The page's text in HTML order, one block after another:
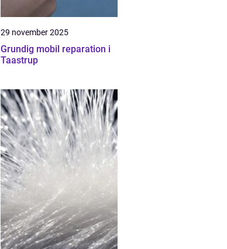
29 november 2025
Grundig mobil reparation i
Taastrup